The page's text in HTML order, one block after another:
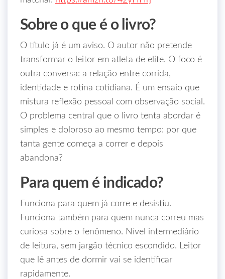
Sobre o que é o livro?
O título já é um aviso. O autor não pretende
transformar o leitor em atleta de elite. O foco é
outra conversa: a relação entre corrida,
identidade e rotina cotidiana. É um ensaio que
mistura reflexão pessoal com observação social.
O problema central que o livro tenta abordar é
simples e doloroso ao mesmo tempo: por que
tanta gente começa a correr e depois
abandona?
Para quem é indicado?
Funciona para quem já corre e desistiu.
Funciona também para quem nunca correu mas
curiosa sobre o fenômeno. Nível intermediário
de leitura, sem jargão técnico escondido. Leitor
que lê antes de dormir vai se identificar
rapidamente.